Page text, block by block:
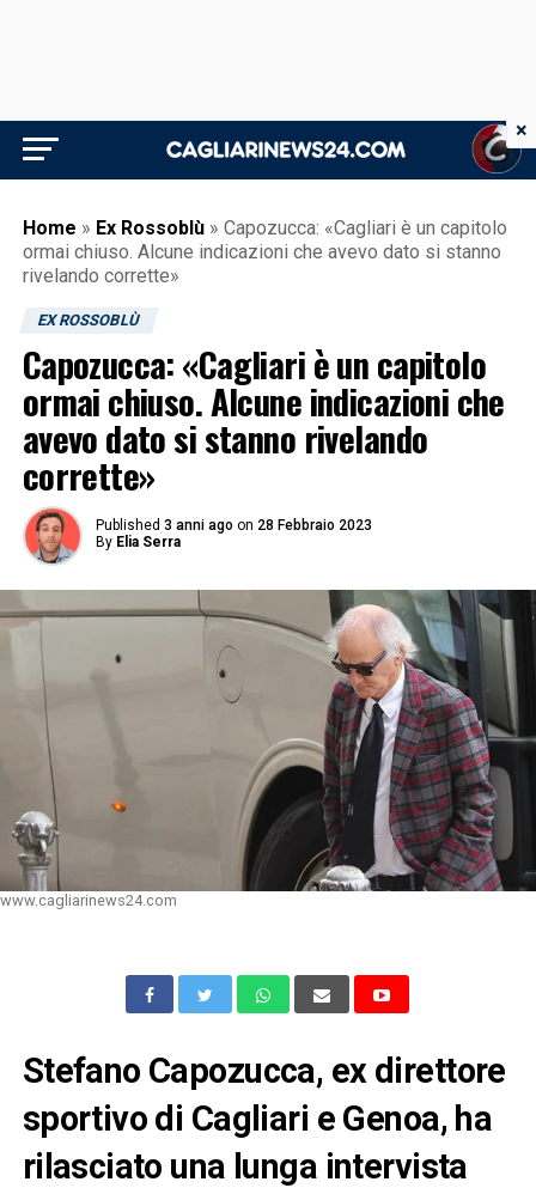
Home » Ex Rossoblù » Capozucca: «Cagliari è un capitolo
ormai chiuso. Alcune indicazioni che avevo dato si stanno
rivelando corrette»
EX ROSSOBLÙ
Capozucca: «Cagliari è un capitolo
ormai chiuso. Alcune indicazioni che
avevo dato si stanno rivelando
corrette»
Published 3 anni ago on 28 Febbraio 2023
By Elia Serra
www.cagliarinews24.com
Stefano Capozucca, ex direttore
sportivo di Cagliari e Genoa, ha
rilasciato una lunga intervista
×